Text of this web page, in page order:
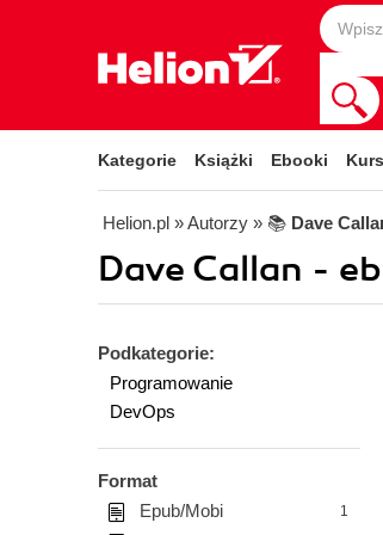
Kategorie Książki Ebooki
Helion.pl » Autorzy » 📚 Dave
Dave Callan -
Podkategorie:
Programowanie
DevOps
Format
Epub/Mobi
1